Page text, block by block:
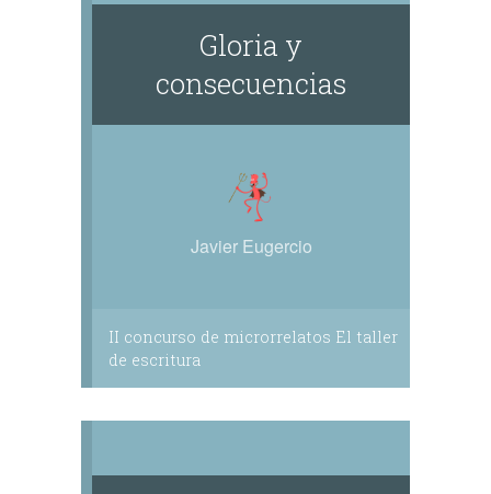
Gloria y
consecuencias
Javier Eugercio
II concurso de microrrelatos El taller
de escritura